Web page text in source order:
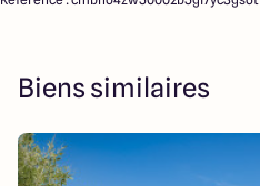
Biens similaires